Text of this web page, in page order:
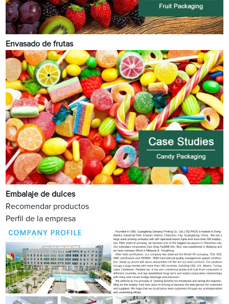
Envasado de frutas
Embalaje de dulces
Recomendar productos
Perfil de la empresa